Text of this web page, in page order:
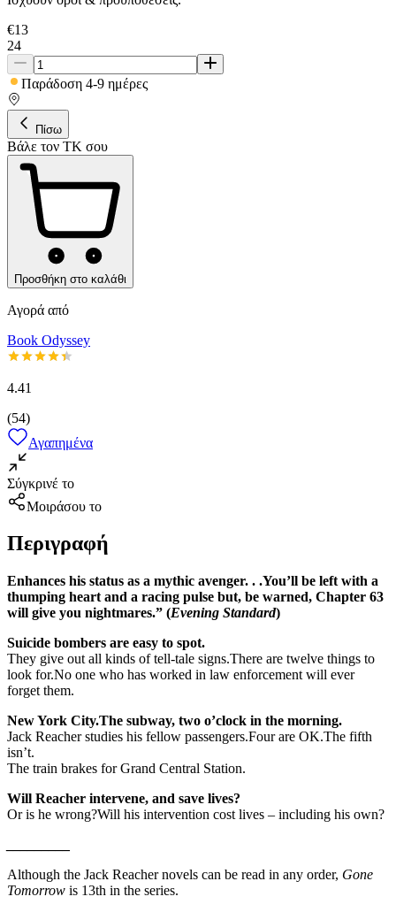
€13
24
Παράδοση 4-9 ημέρες
Πίσω
Βάλε τον ΤΚ σου
Προσθήκη στο καλάθι
Αγορά από
Book Odyssey
4.41
(54)
Αγαπημένα
Σύγκρινέ το
Μοιράσου το
Περιγραφή
Enhances his status as a mythic avenger. . .You’ll be left with a
thumping heart and a racing pulse but, be warned, Chapter 63
will give you nightmares.” (Evening Standard)
Suicide bombers are easy to spot.
They give out all kinds of tell-tale signs.There are twelve things to
look for.No one who has worked in law enforcement will ever
forget them.
New York City.The subway, two o’clock in the morning.
Jack Reacher studies his fellow passengers.Four are OK.The fifth
isn’t.
The train brakes for Grand Central Station.
Will Reacher intervene, and save lives?
Or is he wrong?Will his intervention cost lives – including his own?
Although the Jack Reacher novels can be read in any order, Gone
Tomorrow is 13th in the series.